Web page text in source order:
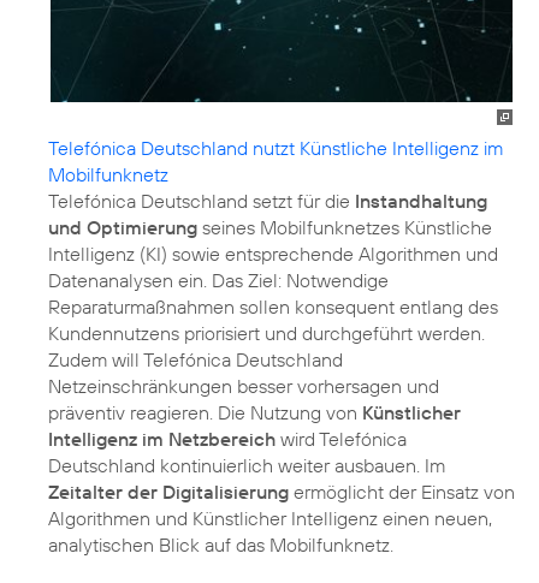
Telefónica Deutschland nutzt Künstliche Intelligenz im
Mobilfunknetz
Telefónica Deutschland setzt für die Instandhaltung
und Optimierung seines Mobilfunknetzes Künstliche
Intelligenz (KI) sowie entsprechende Algorithmen und
Datenanalysen ein. Das Ziel: Notwendige
Reparaturmaßnahmen sollen konsequent entlang des
Kundennutzens priorisiert und durchgeführt werden.
Zudem will Telefónica Deutschland
Netzeinschränkungen besser vorhersagen und
präventiv reagieren. Die Nutzung von Künstlicher
Intelligenz im Netzbereich wird Telefónica
Deutschland kontinuierlich weiter ausbauen. Im
Zeitalter der Digitalisierung ermöglicht der Einsatz von
Algorithmen und Künstlicher Intelligenz einen neuen,
analytischen Blick auf das Mobilfunknetz.